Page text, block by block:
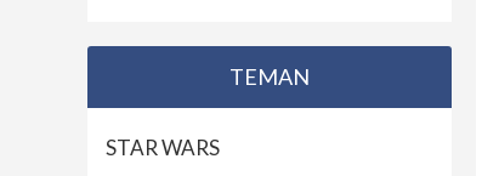
TEMAN
STAR WARS